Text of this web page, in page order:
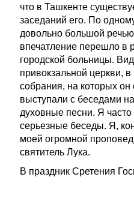
что в Ташкенте
заседаний его. По
довольно большой
впечатление перешло в
городской больницы.
привокзальной церкви,
собрания, на которых
выступали с беседами
духовные песни. Я
серьезные беседы. Я,
моей огромной
святитель Лука.
В праздник Сретения